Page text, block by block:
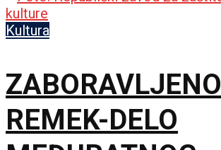
zemlje
Kultura
ZABORAVLJENO
REMEK-DELO